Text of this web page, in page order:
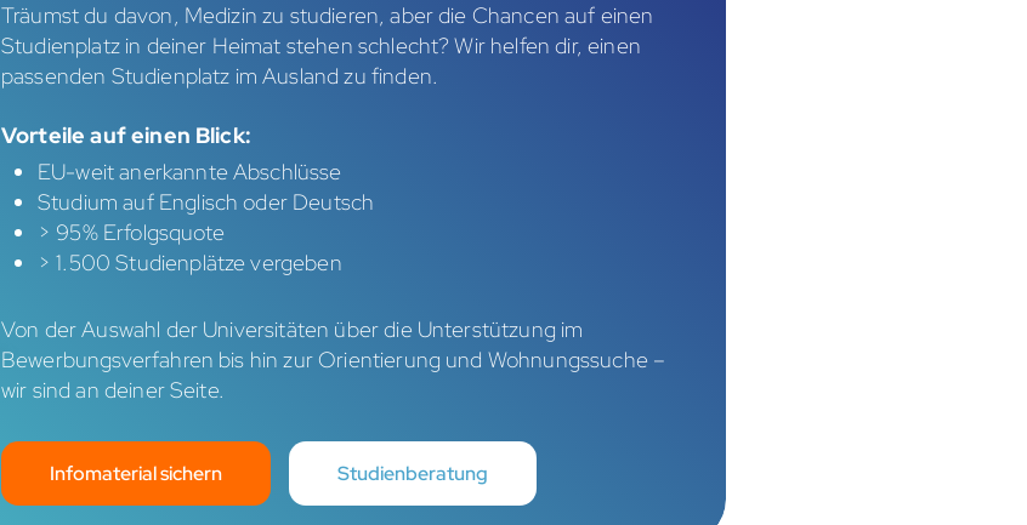
Träumst du davon, Medizin zu studieren, aber die Chancen auf einen
Studienplatz in deiner Heimat stehen schlecht? Wir helfen dir, einen
passenden Studienplatz im Ausland zu finden.
Vorteile auf einen Blick:
EU-weit anerkannte Abschlüsse
Studium auf Englisch oder Deutsch
> 95% Erfolgsquote
> 1.500 Studienplätze vergeben
Von der Auswahl der Universitäten über die Unterstützung im
Bewerbungsverfahren bis hin zur Orientierung und Wohnungssuche –
wir sind an deiner Seite.
Infomaterial sichern Studienberatung